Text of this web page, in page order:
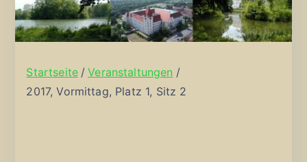
Startseite
Veranstaltungen
2017, Vormittag, Platz 1, Sitz 2